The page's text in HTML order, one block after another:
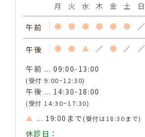
月 火 水 木 金 土 日
午前 ● ● ● ● ● ● ／
午後 ● ● ▲ ／ ● ／
／
午前 ... 09:00-13:00
(受付 9:00~12:30)
午後 ... 14:30-18:00
(受付 14:30~17:30)
▲ ... 19:00まで(受付は18:30まで)
休診日：